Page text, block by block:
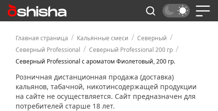
Главная страница / Кальянные смеси / Северный /
Северный Professional / Северный Professional 200 гр /
Северный Professional с ароматом Фиолетовый, 200 гр.
Розничная дистанционная продажа (доставка)
кальянов, табачной, никотинсодержащей продукции
на сайте не осуществляется. Сайт предназначен для
потребителей старше 18 лет.